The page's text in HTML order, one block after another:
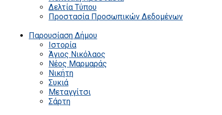
Δελτία Τύπου
Προστασία Προσωπικών Δεδομένων
Παρουσίαση Δήμου
Ιστορία
Άγιος Νικόλαος
Νέος Μαρμαράς
Νικήτη
Συκιά
Μεταγγίτσι
Σάρτη